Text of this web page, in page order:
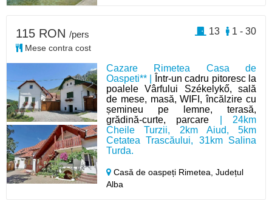
Cazare Rimetea Casa de
Oaspeti** |
Într-un cadru pitoresc la
poalele Vârfului Székelykő, sală
de mese, masă, WIFI, încălzire cu
șemineu pe lemne, terasă,
grădină-curte, parcare | 24km
Cheile Turzii, 2km Aiud, 5km
Cetatea Trascăului, 31km Salina
Turda.
Casă de oaspeți Rimetea,Județul
Alba
115 RON /pers
Mese contra cost
1 - 30
13